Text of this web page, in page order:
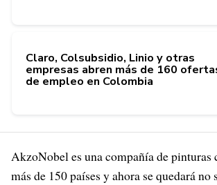
Claro, Colsubsidio, Linio y otras
empresas abren más de 160
de empleo en Colombia
AkzoNobel es una compañía de pinturas
más de 150 países y ahora se quedará no